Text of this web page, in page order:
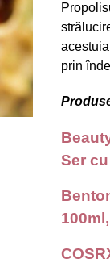
prin
Ser